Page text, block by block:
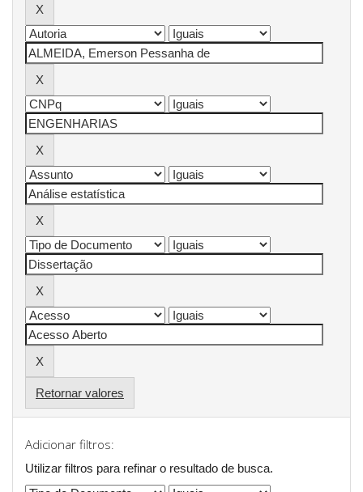
Retornar valores
Adicionar filtros:
Utilizar filtros para refinar o resultado de busca.